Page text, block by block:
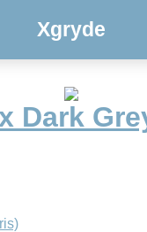
Xgryde
Dark